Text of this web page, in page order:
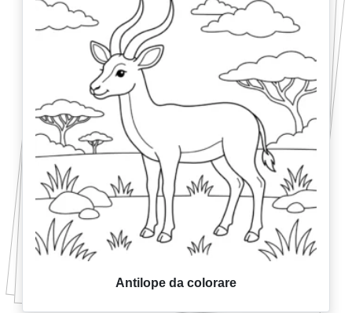
Antilope da colorare